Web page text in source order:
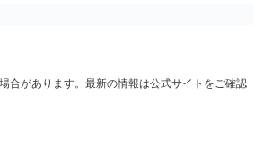
合があります。最新の情報は公式サイトをご確認